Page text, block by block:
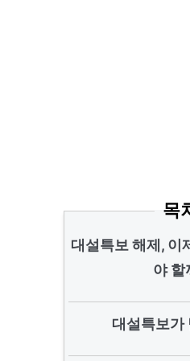
목
대설특보 해제, 이
야 할
대설특보가